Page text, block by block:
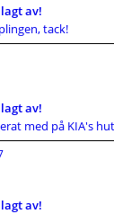
av!
tack!
av!
med på KIA's
av!